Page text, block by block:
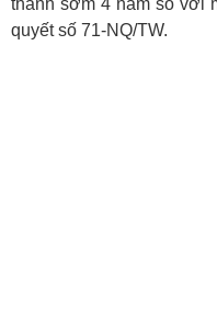
quyết số 71-NQ/TW.